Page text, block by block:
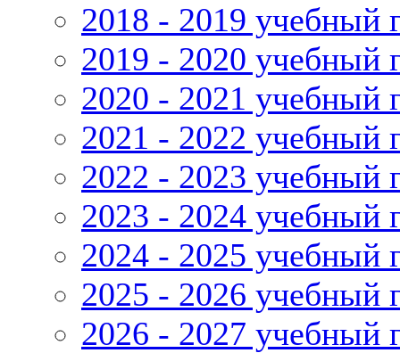
2018 - 2019 учебный
2019 - 2020 учебный
2020 - 2021 учебный
2021 - 2022 учебный
2022 - 2023 учебный
2023 - 2024 учебный
2024 - 2025 учебный
2025 - 2026 учебный
2026 - 2027 учебный